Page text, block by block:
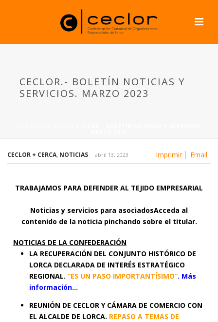
CECLOR.- BOLETÍN NOTICIAS Y
SERVICIOS. MARZO 2023
Imprimir Email
CECLOR + CERCA, NOTICIAS abril 13, 2023
TRABAJAMOS PARA DEFENDER AL TEJIDO EMPRESARIAL
Noticias y servicios para asociadosAcceda al
contenido de la noticia pinchando sobre el titular.
NOTICIAS DE LA CONFEDERACIÓN
LA RECUPERACIÓN DEL CONJUNTO HISTÓRICO DE
LORCA DECLARADA DE INTERÉS ESTRATÉGICO
REGIONAL. “ES UN PASO IMPORTANTÍSIMO”. Más
información…
REUNIÓN DE CECLOR Y CÁMARA DE COMERCIO CON
EL ALCALDE DE LORCA. REPASO A TEMAS DE